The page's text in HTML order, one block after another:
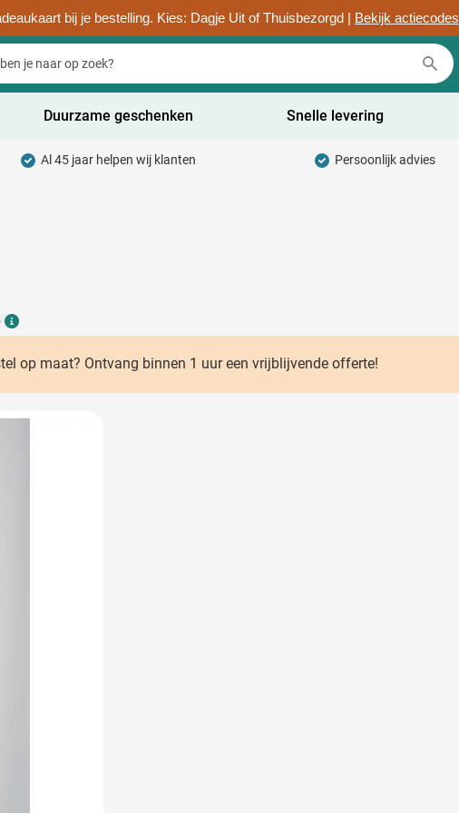
bij je bestelling. Kies: Dagje Uit of Thuisbezorgd | Bekijk actiecodes
& Weggevers categorie
categorie
categorie
categorie
& Keuken categorie
& Veiligheid categorie
& Vrije tijd categorie
& Kids categorie
categorie
& thema's categorie
Duurzame geschenken Snelle levering
Al 45 jaar helpen wij klanten Persoonlijk advies
Details
op maat? Ontvang binnen 1 uur een vrijblijvende offerte!